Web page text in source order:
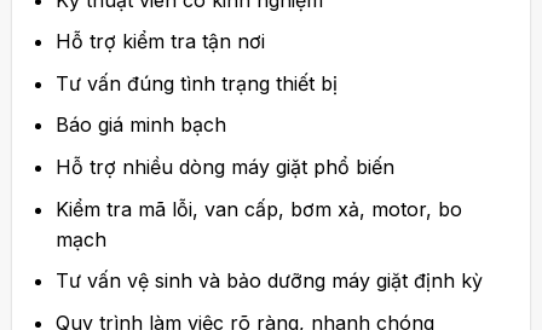
Hỗ trợ kiểm tra tận nơi
Tư vấn đúng tình trạng thiết bị
Báo giá minh bạch
Hỗ trợ nhiều dòng máy giặt phổ biến
Kiểm tra mã lỗi, van cấp, bơm xả, motor, bo
mạch
Tư vấn vệ sinh và bảo dưỡng máy giặt định kỳ
Quy trình làm việc rõ ràng, nhanh chóng